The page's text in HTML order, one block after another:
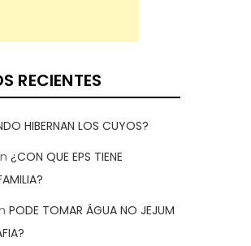
RECIENTES
HIBERNAN LOS CUYOS?
¿CON QUE EPS TIENE
PODE TOMAR ÁGUA NO JEJUM